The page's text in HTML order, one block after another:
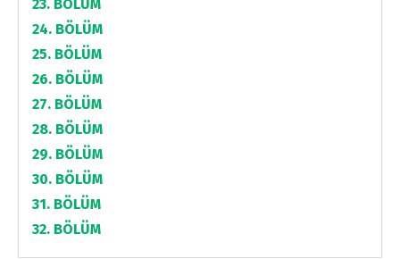
23. BÖLÜM
24. BÖLÜM
25. BÖLÜM
26. BÖLÜM
27. BÖLÜM
28. BÖLÜM
29. BÖLÜM
30. BÖLÜM
31. BÖLÜM
32. BÖLÜM